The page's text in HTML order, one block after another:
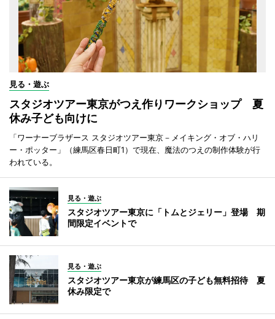
見る・遊ぶ
スタジオツアー東京がつえ作りワークショップ 夏
休み子ども向けに
「ワーナーブラザース スタジオツアー東京－メイキング・オブ・ハリ
ー・ポッター」（練馬区春日町1）で現在、魔法のつえの制作体験が行
われている。
見る・遊ぶ
スタジオツアー東京に「トムとジェリー」登場 期
間限定イベントで
見る・遊ぶ
スタジオツアー東京が練馬区の子ども無料招待 夏
休み限定で